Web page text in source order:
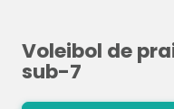
Voleibol de
sub-7